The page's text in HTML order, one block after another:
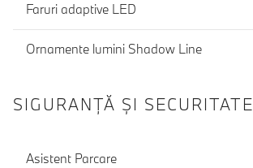
Faruri adaptive LED
Ornamente lumini Shadow Line
SIGURANŢĂ ŞI SECURITATE
Asistent Parcare